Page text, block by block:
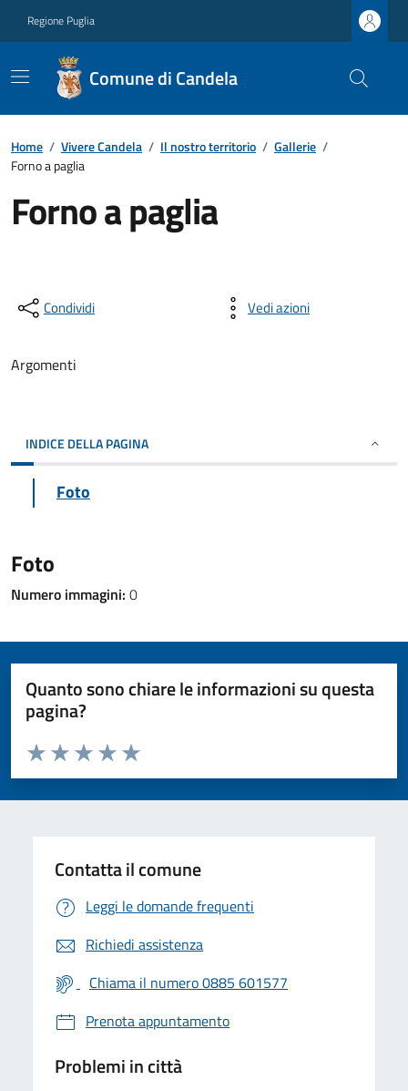
Regione Puglia
Comune di Candela
Home / Vivere Candela / Il nostro territorio / Gallerie /
Forno a paglia
Forno a paglia
Condividi Vedi azioni
Argomenti
INDICE DELLA PAGINA
Foto
Foto
Numero immagini: 0
Quanto sono chiare le informazioni su questa
pagina?
Valuta da 1 a 5 stelle la pagina
Valuta 5 stelle su 5
Valuta 4 stelle su 5
Valuta 3 stelle su 5
Valuta 2 stelle su 5
Valuta 1 stelle su 5
Contatta il comune
Leggi le domande frequenti
Richiedi assistenza
Chiama il numero 0885 601577
Prenota appuntamento
Problemi in città